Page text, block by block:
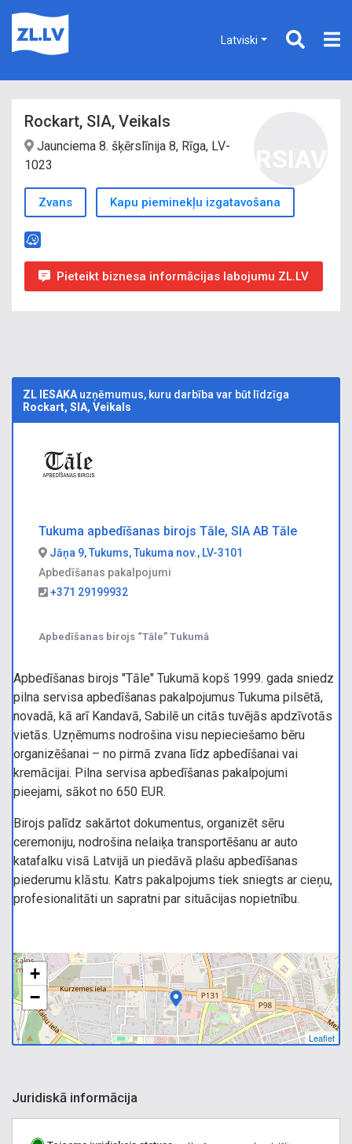
Latviski
Rockart, SIA, Veikals
Jaunciema 8. šķērslīnija 8, Rīga, LV-
1023
Zvans Kapu pieminekļu izgatavošana
Pieteikt biznesa informācijas labojumu ZL.LV
ZL IESAKA uzņēmumus, kuru darbība var būt līdzīga
Rockart, SIA, Veikals
Tukuma apbedīšanas birojs Tāle, SIA AB Tāle
Jāņa 9, Tukums, Tukuma nov., LV-3101
Apbedīšanas pakalpojumi
+371 29199932
Apbedīšanas birojs “Tāle” Tukumā
Apbedīšanas birojs "Tāle" Tukumā kopš 1999. gada sniedz
pilna servisa apbedīšanas pakalpojumus Tukuma pilsētā,
novadā, kā arī Kandavā, Sabilē un citās tuvējās apdzīvotās
vietās. Uzņēmums nodrošina visu nepieciešamo bēru
organizēšanai – no pirmā zvana līdz apbedīšanai vai
kremācijai. Pilna servisa apbedīšanas pakalpojumi
pieejami, sākot no 650 EUR.
Birojs palīdz sakārtot dokumentus, organizēt sēru
ceremoniju, nodrošina nelaiķa transportēšanu ar auto
katafalku visā Latvijā un piedāvā plašu apbedīšanas
piederumu klāstu. Katrs pakalpojums tiek sniegts ar cieņu,
profesionalitāti un sapratni par situācijas nopietnību.
+
−
Leaflet
Juridiskā informācija